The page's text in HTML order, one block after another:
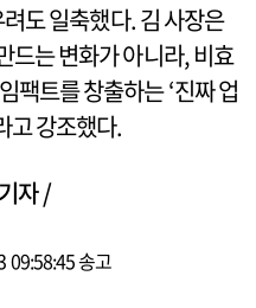
도 일축했다. 김 사장은
드는 변화가 아니라, 비효
팩트를 창출하는 ‘진짜 업
고 강조했다.
자 /
09:58:45 송고